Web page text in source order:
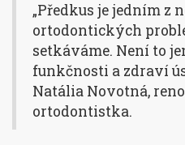
„Předkus je jedním z
ortodontických
setkáváme. Není to
funkčnosti a zdraví
Natália Novotná,
ortodontistka.